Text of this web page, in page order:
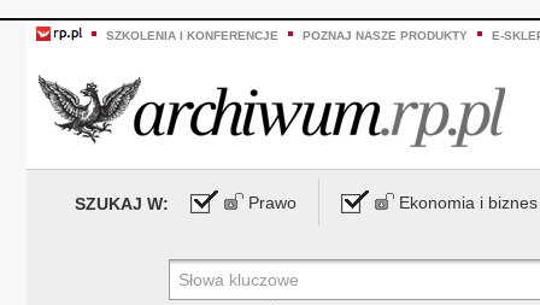
SZKOLENIA I KONFERENCJE POZNAJ NASZE PRODUKTY E-
SZUKAJ W: Prawo Ekonomia i biznes